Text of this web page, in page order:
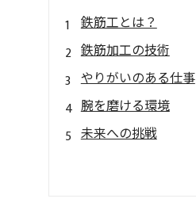
鉄筋工とは？
鉄筋加工の技術
やりがいのある仕事
腕を磨ける環境
未来への挑戦